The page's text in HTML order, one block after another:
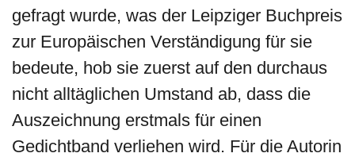
gefragt wurde, was der Leipziger Buchpreis
zur Europäischen Verständigung für sie
bedeute, hob sie zuerst auf den durchaus
nicht alltäglichen Umstand ab, dass die
Auszeichnung erstmals für einen
Gedichtband verliehen wird. Für die Autorin